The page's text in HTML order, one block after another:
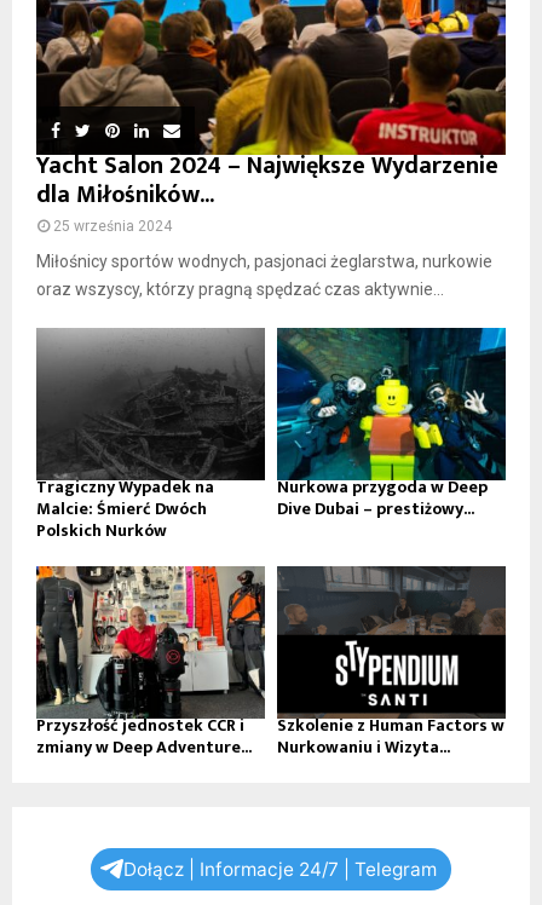
Yacht Salon 2024 – Największe Wydarzenie
dla Miłośników...
25 września 2024
Miłośnicy sportów wodnych, pasjonaci żeglarstwa, nurkowie
oraz wszyscy, którzy pragną spędzać czas aktywnie...
Tragiczny Wypadek na
Malcie: Śmierć Dwóch
Polskich Nurków
Nurkowa przygoda w Deep
Dive Dubai – prestiżowy...
Przyszłość jednostek CCR i
zmiany w Deep Adventure...
Szkolenie z Human Factors w
Nurkowaniu i Wizyta...
Dołącz | Informacje 24/7 | Telegram